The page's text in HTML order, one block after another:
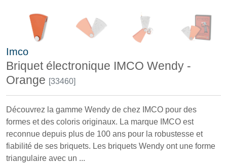
Imco
Briquet électronique IMCO Wendy -
Orange [33460]
Découvrez la gamme Wendy de chez IMCO pour des
formes et des coloris originaux. La marque IMCO est
reconnue depuis plus de 100 ans pour la robustesse et
fiabilité de ses briquets. Les briquets Wendy ont une forme
triangulaire avec un ...